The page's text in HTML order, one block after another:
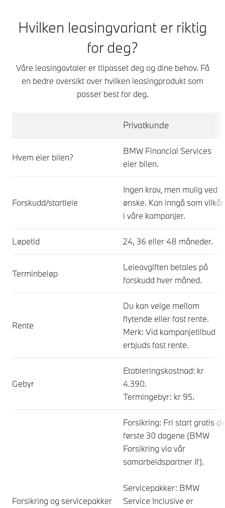
Hvilken leasingvariant er riktig
for deg?
Våre leasingavtaler er tilpasset deg og dine behov. Få
en bedre oversikt over hvilken leasingprodukt som
passer best for deg.
Privatkunde
Hvem eier bilen?
BMW Financial Services
eier bilen.
Forskudd/startleie
Ingen krav, men mulig ved
ønske. Kan inngå som vilkår
i våre kampanjer.
Løpetid 24, 36 eller 48 måneder.
Terminbeløp
Leieavgiften betales på
forskudd hver måned.
Rente
Du kan velge mellom
flytende eller fast rente.
Merk: Vid kampanjetilbud
erbjuds fast rente.
Gebyr
Etableringskostnad: kr
4.390.
Termingebyr: kr 95.
Forsikring og servicepakker
Forsikring: Fri start gratis
første 30 dagene (BMW
Forsikring via vår
samarbeidspartner If).
Servicepakker: BMW
Service Inclusive er